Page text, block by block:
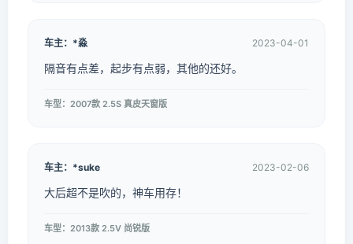
车主：*淼 2023-04-01
隔音有点差，起步有点弱，其他的还好。
车型：2007款 2.5S 真皮天窗版
车主：*suke 2023-02-06
大后超不是吹的，神车用存！
车型：2013款 2.5V 尚锐版